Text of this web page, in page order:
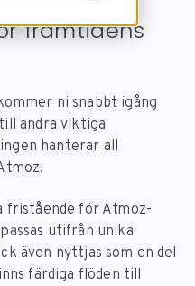
framtidens
ni snabbt igång
andra viktiga
hanterar all
fristående för Atmoz-
utifrån unika
även nyttjas som en del
färdiga flöden till